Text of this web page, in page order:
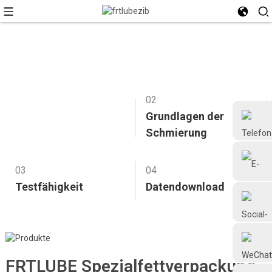
02
Grundlagen der
Schmierung
03
Testfähigkeit
04
Datendownload
FRTLUBE Spezialfettverpackung
Grundlagen der
Testfähigkeit
Datendownload